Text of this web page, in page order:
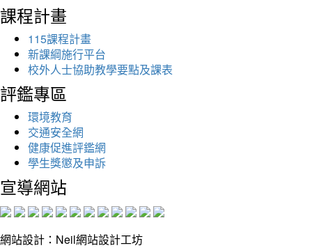
課程計畫
115課程計畫
新課綱施行平台
校外人士協助教學要點及課表
評鑑專區
環境教育
交通安全網
健康促進評鑑網
學生獎懲及申訴
宣導網站
網站設計：Neil網站設計工坊